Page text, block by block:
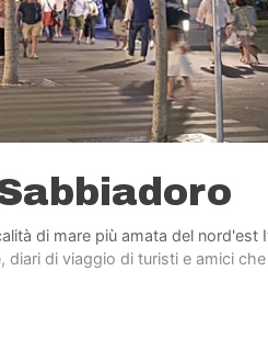
di mare più amata del
di viaggio di turisti e amici